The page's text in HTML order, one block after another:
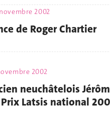
novembre 2002
de Roger Chartier
2002
neuchâtelois
Latsis national